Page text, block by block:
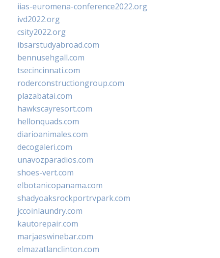
iias-euromena-conference2022.org
ivd2022.org
csity2022.org
ibsarstudyabroad.com
bennusehgall.com
tsecincinnati.com
roderconstructiongroup.com
plazabatai.com
hawkscayresort.com
hellonquads.com
diarioanimales.com
decogaleri.com
unavozparadios.com
shoes-vert.com
elbotanicopanama.com
shadyoaksrockportrvpark.com
jccoinlaundry.com
kautorepair.com
marjaeswinebar.com
elmazatlanclinton.com